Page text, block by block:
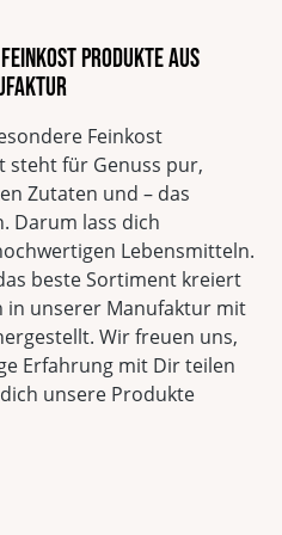
Produkte aus
Feinkost
steht für Genuss pur,
Zutaten und – das
Darum lass dich
Lebensmitteln.
beste Sortiment kreiert
in unserer Manufaktur mit
Wir freuen uns,
Erfahrung mit Dir teilen
unsere Produkte